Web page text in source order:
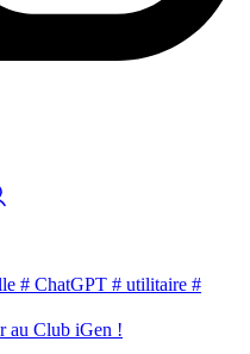
# ChatGPT # utilitaire #
au Club iGen !